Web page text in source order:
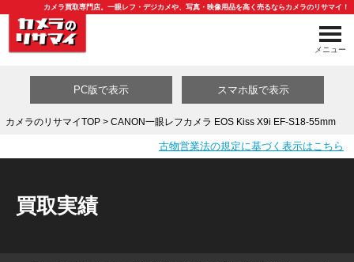
カメラ買取専門店。一眼レフ・デジカメや、写真・映像用品を高く売るならカメラのリサマイ！
メニュー
買取カテゴリ一覧
PC版で表示 スマホ版で表示
カメラのリサマイTOP> CANON一眼レフカメラ EOS Kiss X9i EF-S18-55mm
古物営業法の規定に基づく表示はこちら
買取実績